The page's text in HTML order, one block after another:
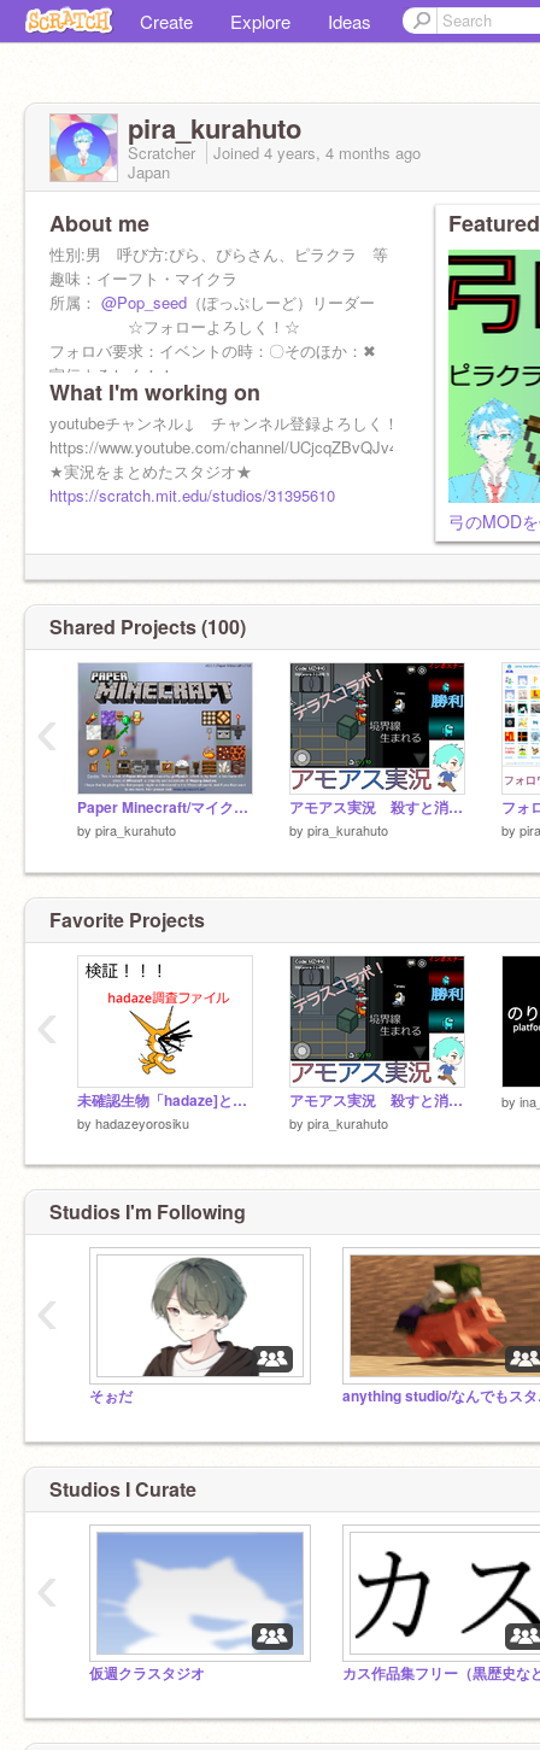
Create Explore Ideas
pira_kurahuto
Scratcher Joined 4 years, 4 months ago
Japan
About me
性別:男 呼び方:ぴら、ぴらさん、ピラクラ 等
趣味：イーフト・マイクラ
所属： @Pop_seed （ぽっぷしーど）リーダー
☆フォローよろしく！☆
フォロバ要求：イベントの時：〇そのほか：✖
宣伝よろしく！！
What I'm working on
youtubeチャンネル↓ チャンネル登録よろしく！
https://www.youtube.com/channel/UCjcqZBvQJv47q6hT_pBopcg
★実況をまとめたスタジオ★
https://scratch.mit.edu/studios/31395610
Shared Projects (100)
Paper Minecraft/マイクラ お金がある世界 ver:2.0
by pira_kurahuto
アモアス実況 殺すと消える謎のインポスター編
by pira_kurahuto by
‹
Favorite Projects
未確認生物「hadaze]とは？
by hadazeyorosiku
アモアス実況 殺すと消える謎のインポスター編
by pira_kurahuto
by
‹
Studios I'm Following
そぉだ
‹
Studios I Curate
仮週クラスタジオ
‹